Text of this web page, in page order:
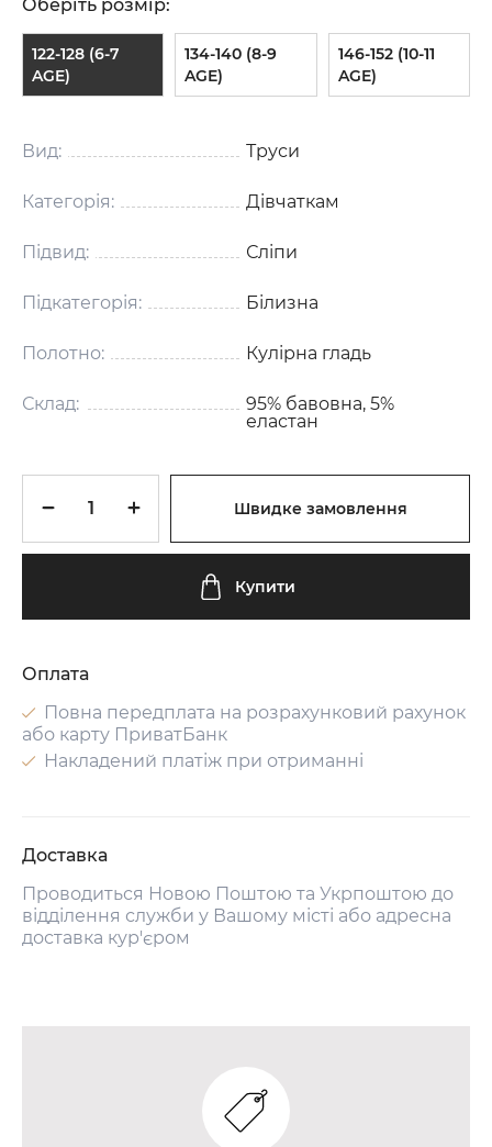
Оберіть розмір:
122-128 (6-7
AGE)
134-140 (8-9
AGE)
146-152 (10-11
AGE)
Вид: Труси
Категорія: Дівчаткам
Підвид: Сліпи
Підкатегорія: Білизна
Полотно: Кулірна гладь
Склад:
95% бавовна, 5%
еластан
Швидке замовлення
Купити
Оплата
Повна передплата на розрахунковий рахунок
або карту ПриватБанк
Накладений платіж при отриманні
Доставка
Проводиться Новою Поштою та Укрпоштою до
відділення служби у Вашому місті або адресна
доставка кур'єром